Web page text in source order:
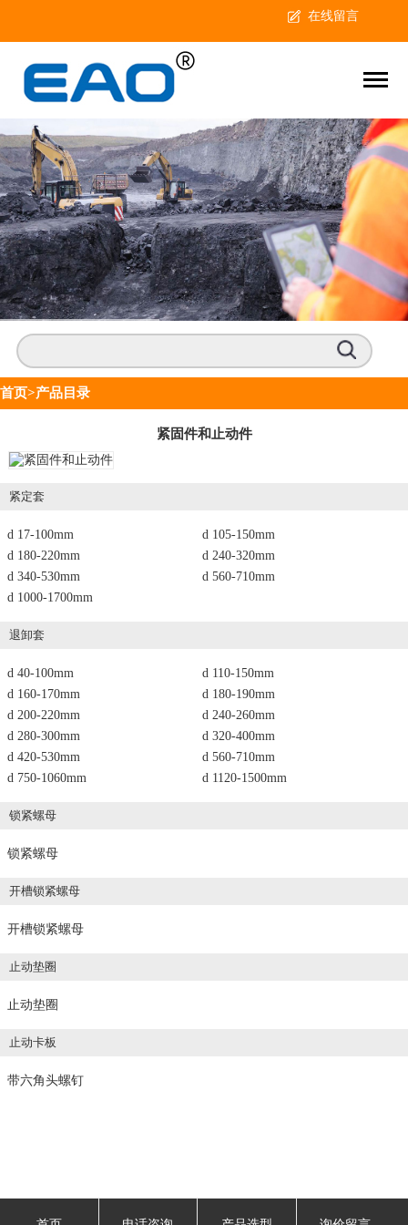
在线留言
首页>产品目录
紧固件和止动件
紧定套
d 17-100mm
d 105-150mm
d 180-220mm
d 240-320mm
d 340-530mm
d 560-710mm
d 1000-1700mm
退卸套
d 40-100mm
d 110-150mm
d 160-170mm
d 180-190mm
d 200-220mm
d 240-260mm
d 280-300mm
d 320-400mm
d 420-530mm
d 560-710mm
d 750-1060mm
d 1120-1500mm
锁紧螺母
锁紧螺母
开槽锁紧螺母
开槽锁紧螺母
止动垫圈
止动垫圈
止动卡板
带六角头螺钉